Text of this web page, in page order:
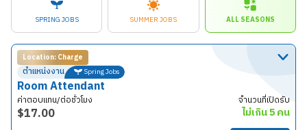
SPRING JOBS SUMMER JOBS ALL SEASONS
Location: Charge
ตำแหน่งงาน Spring Jobs
Room Attendant
ค่าตอบแทน/ต่อชั่วโมง
$17.00
จำนวนที่เปิดรับ
ไม่เกิน 5 คน